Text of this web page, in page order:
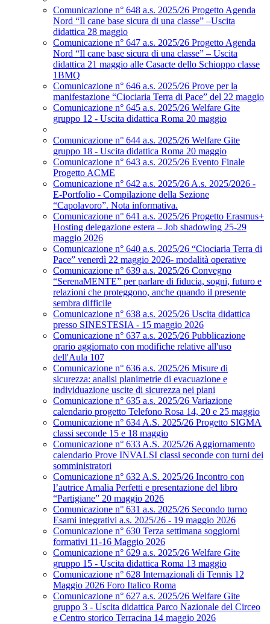
Comunicazione n° 648 a.s. 2025/26 Progetto Agenda
Nord “Il cane base sicura di una classe” –Uscita
didattica 28 maggio
Comunicazione n° 647 a.s. 2025/26 Progetto Agenda
Nord “Il cane base sicura di una classe” – Uscita
didattica 21 maggio alle Casacte dello Schioppo classe
1BMQ
Comunicazione n° 646 a.s. 2025/26 Prove per la
manifestazione “Ciociaria Terra di Pace” del 22 maggio
Comunicazione n° 645 a.s. 2025/26 Welfare Gite
gruppo 12 - Uscita didattica Roma 20 maggio
Comunicazione n° 644 a.s. 2025/26 Welfare Gite
gruppo 18 - Uscita didattica Roma 20 maggio
Comunicazione n° 643 a.s. 2025/26 Evento Finale
Progetto ACME
Comunicazione n° 642 a.s. 2025/26 A.s. 2025/2026 -
E-Portfolio - Compilazione della Sezione
“Capolavoro”. Nota informativa.
Comunicazione n° 641 a.s. 2025/26 Progetto Erasmus+
Hosting delegazione estera – Job shadowing 25-29
maggio 2026
Comunicazione n° 640 a.s. 2025/26 “Ciociaria Terra di
Pace” venerdì 22 maggio 2026- modalità operative
Comunicazione n° 639 a.s. 2025/26 Convegno
“SerenaMENTE” per parlare di fiducia, sogni, futuro e
relazioni che proteggono, anche quando il presente
sembra difficile
Comunicazione n° 638 a.s. 2025/26 Uscita didattica
presso SINESTESIA - 15 maggio 2026
Comunicazione n° 637 a.s. 2025/26 Pubblicazione
orario aggiornato con modifiche relative all'uso
dell'Aula 107
Comunicazione n° 636 a.s. 2025/26 Misure di
sicurezza: analisi planimetrie di evacuazione e
individuazione uscite di sicurezza nei piani
Comunicazione n° 635 a.s. 2025/26 Variazione
calendario progetto Telefono Rosa 14, 20 e 25 maggio
Comunicazione n° 634 A.S. 2025/26 Progetto SIGMA
classi seconde 15 e 18 maggio
Comunicazione n° 633 A.S. 2025/26 Aggiornamento
calendario Prove INVALSI classi seconde con turni dei
somministratori
Comunicazione n° 632 A.S. 2025/26 Incontro con
l’autrice Amalia Perfetti e presentazione del libro
“Partigiane” 20 maggio 2026
Comunicazione n° 631 a.s. 2025/26 Secondo turno
Esami integrativi a.s. 2025/26 - 19 maggio 2026
Comunicazione n° 630 Terza settimana soggiorni
formativi 11-16 Maggio 2026
Comunicazione n° 629 a.s. 2025/26 Welfare Gite
gruppo 15 - Uscita didattica Roma 13 maggio
Comunicazione n° 628 Internazionali di Tennis 12
Maggio 2026 Foro Italico Roma
Comunicazione n° 627 a.s. 2025/26 Welfare Gite
gruppo 3 - Uscita didattica Parco Nazionale del Circeo
e Centro storico Terracina 14 maggio 2026